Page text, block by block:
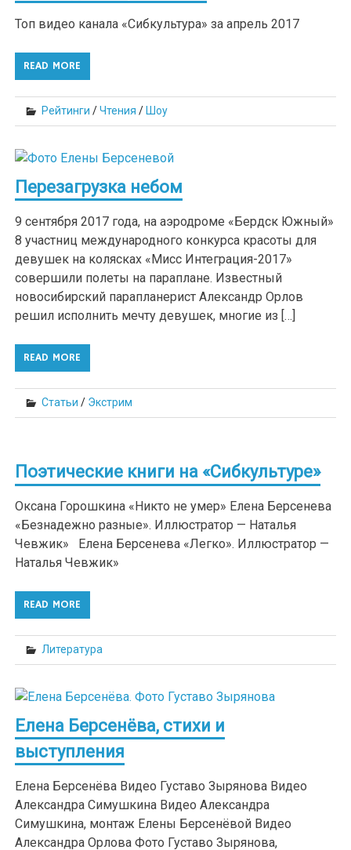
Топ видео канала «Сибкультура» за апрель 2017
READ MORE
Рейтинги /Чтения / Шоу
Перезагрузка небом
9 сентября 2017 года, на аэродроме «Бердск Южный»
8 участниц международного конкурса красоты для
девушек на колясках «Мисс Интеграция-2017»
совершили полеты на параплане. Известный
новосибирский парапланерист Александр Орлов
решил исполнить мечту девушек, многие из […]
READ MORE
Статьи / Экстрим
Поэтические книги на «Сибкультуре»
Оксана Горошкина «Никто не умер» Елена Берсенева
«Безнадежно разные». Иллюстратор — Наталья
Чевжик» Елена Берсенева «Легко». Иллюстратор —
Наталья Чевжик»
READ MORE
Литература
Елена Берсенёва, стихи и
выступления
Елена Берсенёва Видео Густаво Зырянова Видео
Александра Симушкина Видео Александра
Симушкина, монтаж Елены Берсенёвой Видео
Александра Орлова Фото Густаво Зырянова,